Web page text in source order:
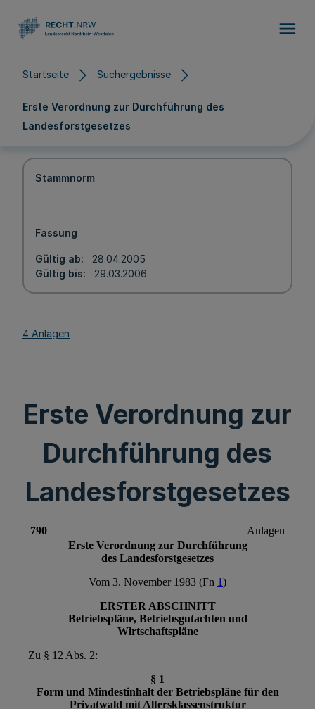
Startseite Suchergebnisse
Erste Verordnung zur Durchführung des
Landesforstgesetzes
Stammnorm
Fassung
Gültig ab
28.04.2005
Gültig bis
29.03.2006
4 Anlagen
Erste Verordnung zur
Durchführung des
Landesforstgesetzes